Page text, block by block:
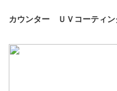
カウンター ＵＶコーティ